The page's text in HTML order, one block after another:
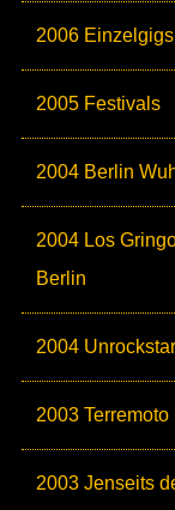
2006 Einzelgigs
2005 Festivals
2004 Berlin
2004 Los
Berlin
2004 Unrockstar
2003 Terremoto
2003 Jenseits